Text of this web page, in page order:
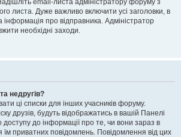
email-листа адміністратору форуму з
листа. Дуже важливо включити усі заголовки, в
інформація про відправника. Адміністратор
необхідні заходи.
недругів?
ці списки для інших учасників форуму.
друзів, будуть відображатись в вашій Панелі
до інформації про те, чи вони зараз в
їм приватних повідомлень. Повідомлення від цих